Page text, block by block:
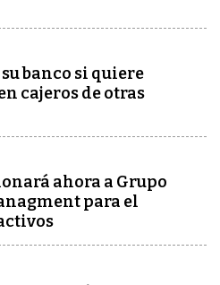
banco si quiere
cajeros de otras
ahora a Grupo
para el